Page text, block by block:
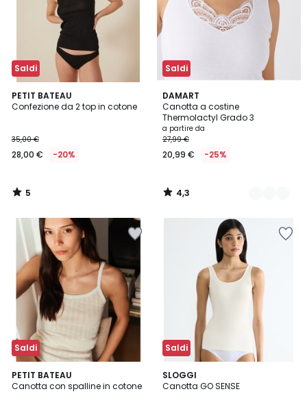
Saldi
PETIT BATEAU
Confezione da 2 top in cotone
35,00 €
28,00 € -20%
5
/
5
/
Saldi
DAMART
Canotta a costine
Thermolactyl Grado 3
a partire da
27,99 €
20,99 € -25%
4,3
/ 5
3
Colori
4,3
/
Saldi
PETIT BATEAU
Canotta con spalline in cotone
Saldi
SLOGGI
Canotta GO SENSE
5
/
4
Colori